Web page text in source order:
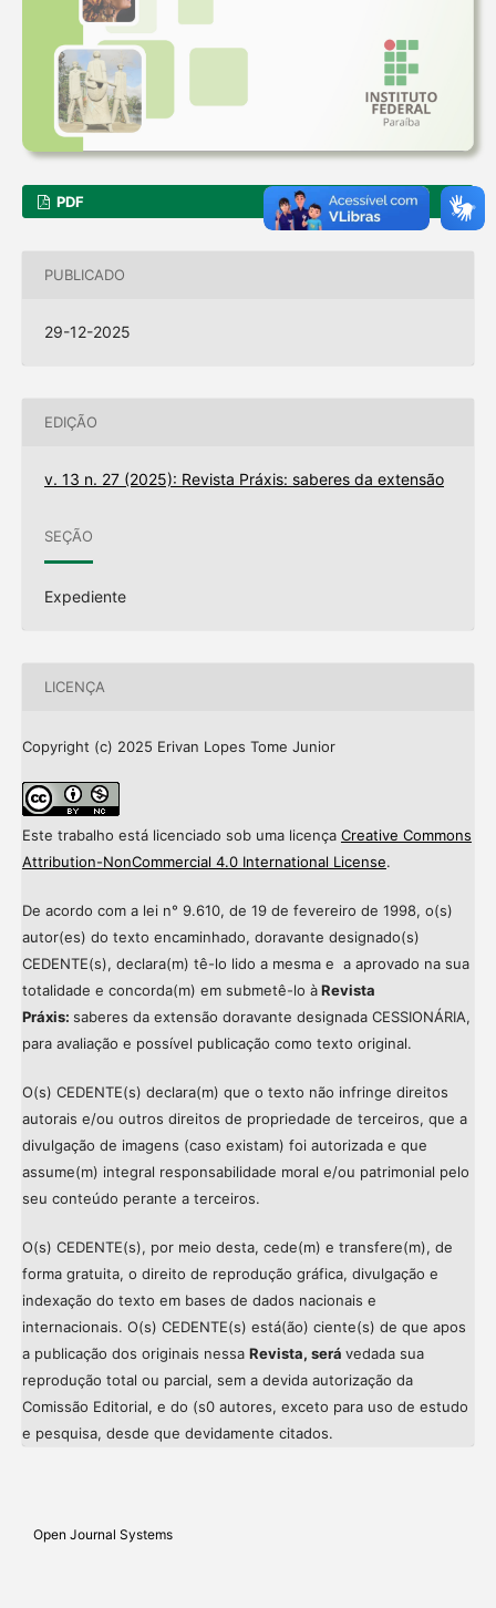
PDF
PUBLICADO
29-12-2025
EDIÇÃO
v. 13 n. 27 (2025): Revista Práxis: saberes da extensão
SEÇÃO
Expediente
LICENÇA
Copyright (c) 2025 Erivan Lopes Tome Junior
Este trabalho está licenciado sob uma licença Creative Commons
Attribution-NonCommercial 4.0 International License.
De acordo com a lei n° 9.610, de 19 de fevereiro de 1998, o(s)
autor(es) do texto encaminhado, doravante designado(s)
CEDENTE(s), declara(m) tê-lo lido a mesma e a aprovado na sua
totalidade e concorda(m) em submetê-lo àRevista
Práxis: saberes da extensão doravante designada CESSIONÁRIA,
para avaliação e possível publicação como texto original.
O(s) CEDENTE(s) declara(m) que o texto não infringe direitos
autorais e/ou outros direitos de propriedade de terceiros, que a
divulgação de imagens (caso existam) foi autorizada e que
assume(m) integral responsabilidade moral e/ou patrimonial pelo
seu conteúdo perante a terceiros.
O(s) CEDENTE(s), por meio desta, cede(m) e transfere(m), de
forma gratuita, o direito de reprodução gráfica, divulgação e
indexação do texto em bases de dados nacionais e
internacionais. O(s) CEDENTE(s) está(ão) ciente(s) de que apos
a publicação dos originais nessa Revista, será vedada sua
reprodução total ou parcial, sem a devida autorização da
Comissão Editorial, e do (s0 autores, exceto para uso de estudo
e pesquisa, desde que devidamente citados.
Open Journal Systems